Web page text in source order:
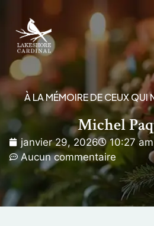
À LA MÉMOIRE DE CEUX QUI
Michel
janvier 29, 2026
10:27 am
Aucun commentaire